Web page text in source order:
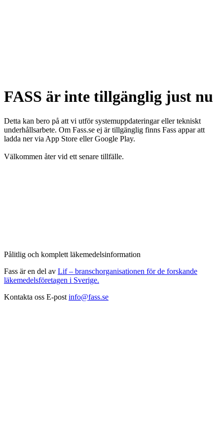
FASS är inte tillgänglig just nu
Detta kan bero på att vi utför systemuppdateringar eller tekniskt
underhållsarbete. Om Fass.se ej är tillgänglig finns Fass appar att
ladda ner via App Store eller Google Play.
Välkommen åter vid ett senare tillfälle.
Pålitlig och komplett läkemedelsinformation
Fass är en del av Lif – branschorganisationen för de forskande
läkemedelsföretagen i Sverige.
Kontakta oss E-post info@fass.se